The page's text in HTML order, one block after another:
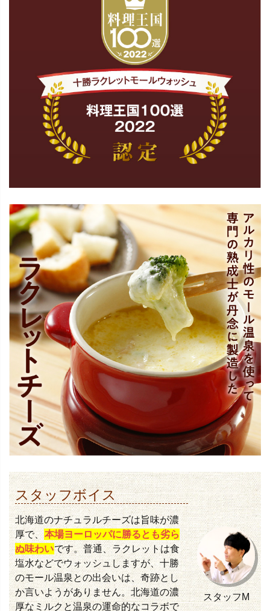
スタッフボイス
北海道のナチュラルチーズは旨味が濃
厚で、本場ヨーロッパに勝るとも劣ら
ぬ味わいです。普通、ラクレットは食
塩水などでウォッシュしますが、十勝
のモール温泉との出会いは、奇跡とし
か言いようがありません。北海道の濃
厚なミルクと温泉の運命的なコラボで
スタッフM